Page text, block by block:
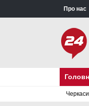
Про нас